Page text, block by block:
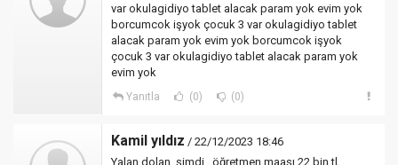
var okulagidiyo tablet alacak param yok evim yok
borcumcok işyok çocuk 3 var okulagidiyo tablet
alacak param yok evim yok borcumcok işyok
çocuk 3 var okulagidiyo tablet alacak param yok
evim yok
Yanıtla (0) (0)
Kamil yıldız / 22/12/2023 18:46
Yalan dolan, şimdi , öğretmen maaşı 22 bin tl.